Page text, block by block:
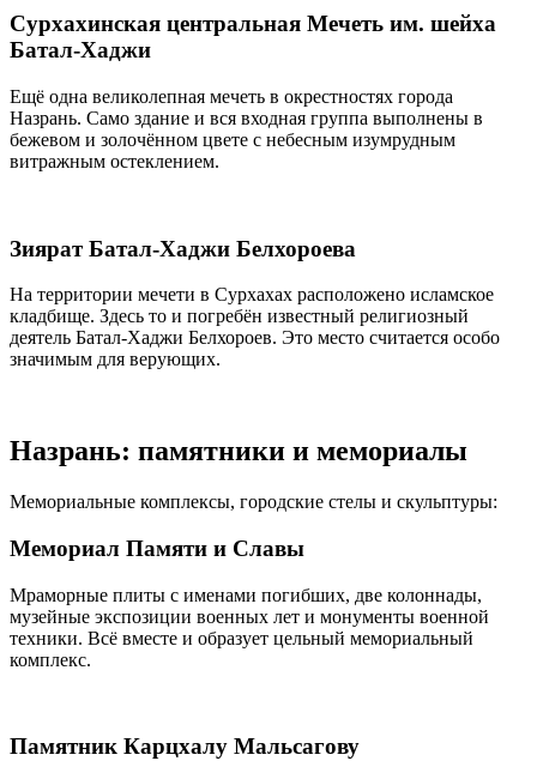
Сурхахинская центральная Мечеть им. шейха
Батал-Хаджи
Ещё одна великолепная мечеть в окрестностях города
Назрань. Само здание и вся входная группа выполнены в
бежевом и золочённом цвете с небесным изумрудным
витражным остеклением.
Зиярат Батал-Хаджи Белхороева
На территории мечети в Сурхахах расположено исламское
кладбище. Здесь то и погребён известный религиозный
деятель Батал-Хаджи Белхороев. Это место считается особо
значимым для верующих.
Назрань: памятники и мемориалы
Мемориальные комплексы, городские стелы и скульптуры:
Мемориал Памяти и Славы
Мраморные плиты с именами погибших, две колоннады,
музейные экспозиции военных лет и монументы военной
техники. Всё вместе и образует цельный мемориальный
комплекс.
Памятник Карцхалу Мальсагову